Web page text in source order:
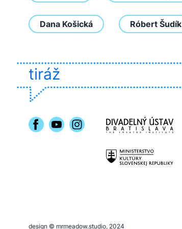
Dana Košická Róbert Šudík
tiráž
design © mrmeadow.studio, 2024